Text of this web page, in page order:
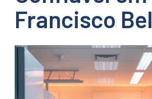
Francisco